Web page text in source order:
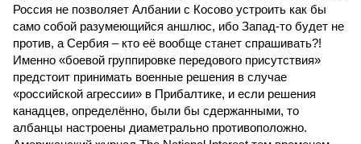
Россия не позволяет Албании с Косово устроить как бы
само собой разумеющийся аншлюс, ибо Запад-то будет не
против, а Сербия – кто её вообще станет спрашивать?!
Именно «боевой группировке передового присутствия»
предстоит принимать военные решения в случае
«российской агрессии» в Прибалтике, и если решения
канадцев, определённо, были бы сдержанными, то
албанцы настроены диаметрально противоположно.